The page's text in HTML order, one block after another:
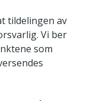
tildelingen av
Vi ber
som